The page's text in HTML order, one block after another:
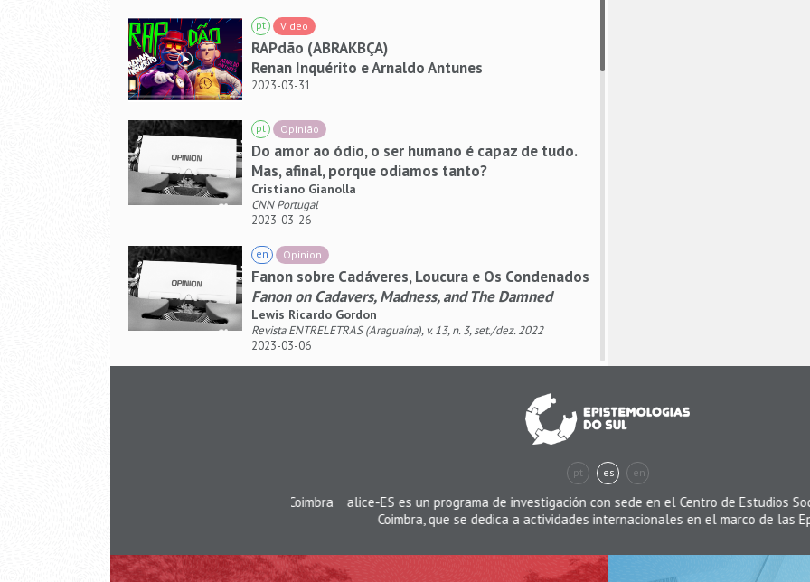
pt Vídeo
RAPdão (ABRAKBÇA)
Renan Inquérito e Arnaldo Antunes
2023-03-31
pt Opinião
Do amor ao ódio, o ser humano é capaz de tudo.
Mas, afinal, porque odiamos tanto?
Cristiano Gianolla
CNN Portugal
2023-03-26
en Opinion
Fanon sobre Cadáveres, Loucura e Os Condenados
Fanon on Cadavers, Madness, and The Damned
Lewis Ricardo Gordon
Revista ENTRELETRAS (Araguaína), v. 13, n. 3, set./dez. 2022
2023-03-06
Economic Diversity in Contemporary Timor-Leste.
Economic Diversity in Contemporary Timor-Leste analyses various
pt Livro
pt es en
alice-ES es un programa de investigación con sede en el Centro de Estudios Sociales
Coimbra, que se dedica a actividades internacionales en el marco de las